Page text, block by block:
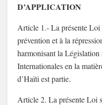
D’APPLICATION
Article 1.- La présente Loi
prévention et à la
harmonisant la
Internationales en la
d’Haïti est partie.
Article 2. La présente Loi